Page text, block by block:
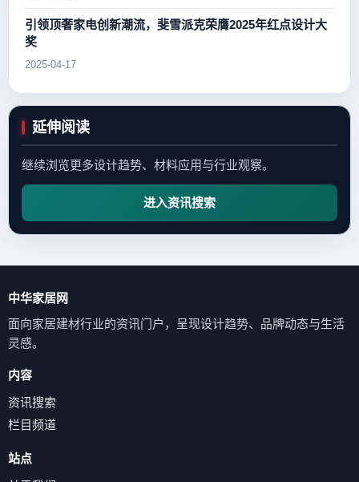
引领顶奢家电创新潮流，斐雪派克荣膺2025年红点设计大
奖
2025-04-17
延伸阅读
继续浏览更多设计趋势、材料应用与行业观察。
进入资讯搜索
中华家居网
面向家居建材行业的资讯门户，呈现设计趋势、品牌动态与生活
灵感。
内容
资讯搜索
栏目频道
站点